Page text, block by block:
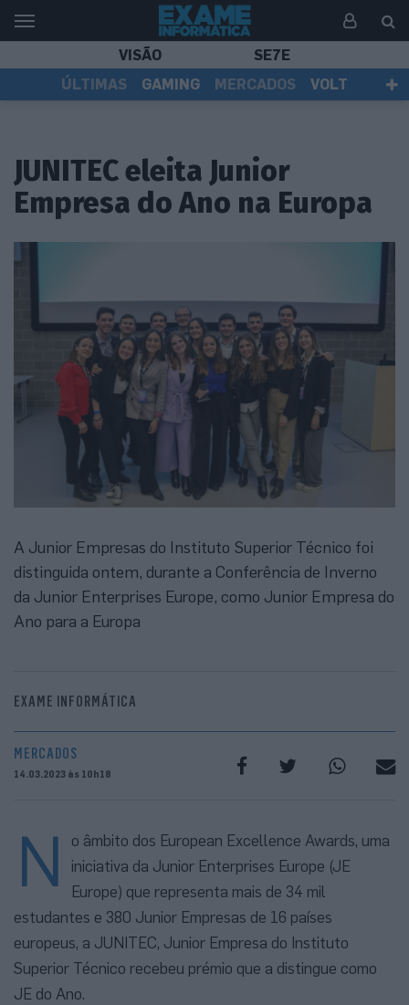
VISÃO
SE7E
ÚLTIMAS
GAMING MERCADOS
VOLT
JUNITEC eleita Junior
Empresa do Ano na Europa
A Junior Empresas do Instituto Superior Técnico foi
distinguida ontem, durante a Conferência de Inverno
da Junior Enterprises Europe, como Junior Empresa do
Ano para a Europa
EXAME INFORMÁTICA
MERCADOS
14.03.2023 às 10h18
N
o âmbito dos European Excellence Awards, uma
iniciativa da Junior Enterprises Europe (JE
Europe) que representa mais de 34 mil
estudantes e 380 Junior Empresas de 16 países
europeus, a JUNITEC, Junior Empresa do Instituto
Superior Técnico recebeu prémio que a distingue como
JE do Ano.